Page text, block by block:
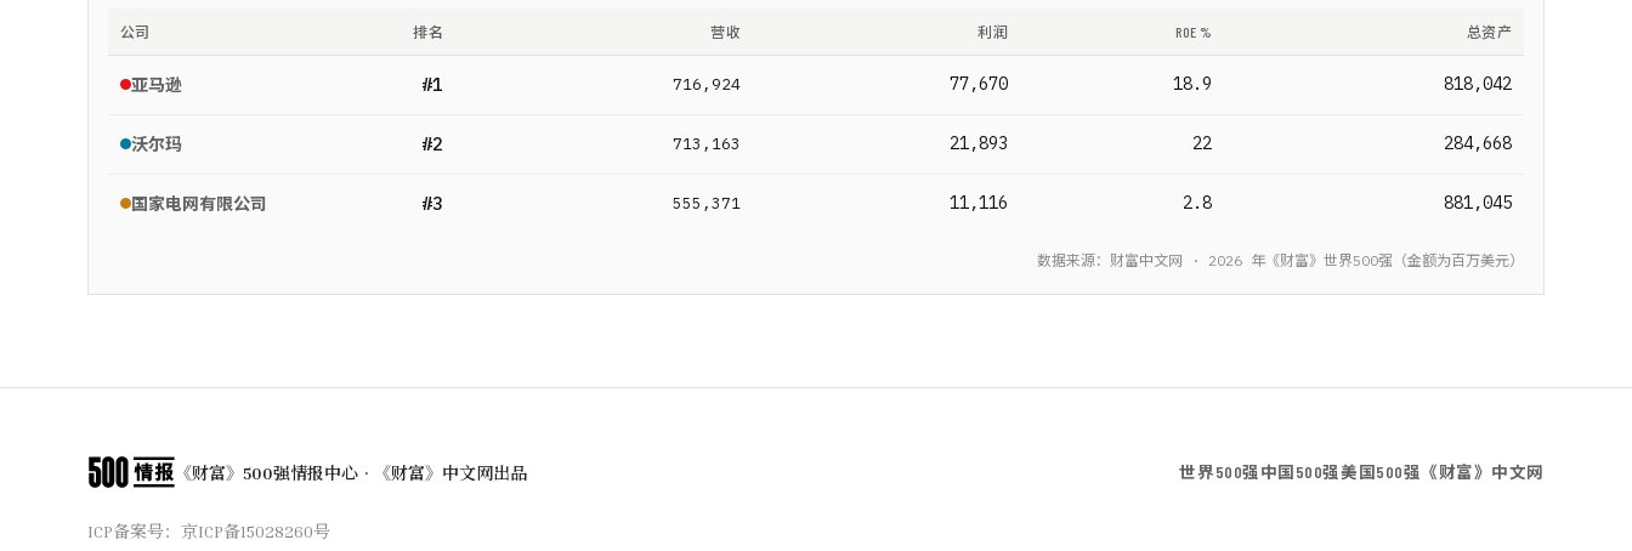
公司 排名 营收 利润 ROE % 总资产
亚马逊 #1 716,924 77,670 18.9 818,042
沃尔玛 #2 713,163 21,893 22 284,668
国家电网有限公司 #3 555,371 11,116 2.8 881,045
数据来源：财富中文网 · 2026 年《财富》 世界500强 （金额为百万美元）
《财富》500强情报中心 · 《财富》中文网出品 世界500强 中国500强美国500强 《财富》中文网
ICP备案号： 京ICP备15028260号